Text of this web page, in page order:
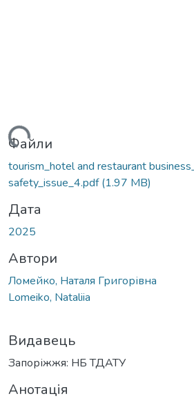
Файли
tourism_hotel and restaurant
safety_issue_4.pdf(1.97 MB)
Дата
2025
Автори
Ломейко, Наталя Григорівна
Lomeiko, Nataliia
Видавець
Запоріжжя: НБ ТДАТУ
Анотація